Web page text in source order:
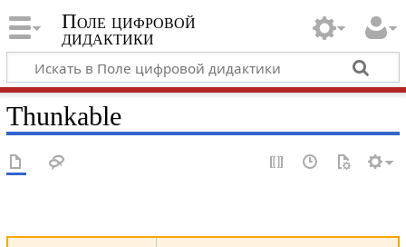
Поле цифровой
дидактики
Thunkable